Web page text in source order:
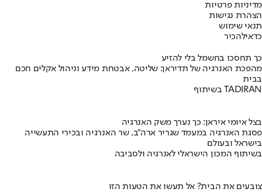
מדיניות פרטיות
הצהרת נגישות
תנאי שימוש
כדאילהכיר
כך תחסכו בחשמל בלי להזיע
מהפכת האנרגיה של תדיראן: שליטה, אבטחת מידע וניהול אקלים חכם
בבית
בשיתוף TADIRAN
בצל איומי איראן: כך נערך משק האנרגיה
פסגת האנרגיה במעמד שגריר ארה"ב, שר האנרגיה ובכירי התעשייה
בישראל ובעולם
בשיתוף המכון הישראלי לאנרגיה ולסביבה
צובעים את הבית? אל תעשו את הטעות הזו